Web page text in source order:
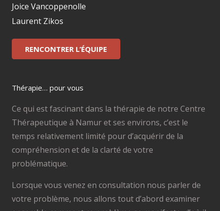
Joice Vancoppenolle
Laurent Zikos
RENCONTRER L’ÉQUIPE
Thérapie… pour vous
Ce qui est fascinant dans la thérapie de notre Centre
Thérapeutique à Namur et ses environs, c’est le
temps relativement limité pour d’acquérir de la
compréhension et de la clarté de votre
problématique.
Lorsque vous venez en consultation nous parler de
votre problème, nous allons tout d’abord examiner